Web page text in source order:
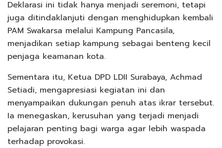
Deklarasi ini tidak hanya menjadi seremoni, tetapi
juga ditindaklanjuti dengan menghidupkan kembali
PAM Swakarsa melalui Kampung Pancasila,
menjadikan setiap kampung sebagai benteng kecil
penjaga keamanan kota.
Sementara itu, Ketua DPD LDII Surabaya, Achmad
Setiadi, mengapresiasi kegiatan ini dan
menyampaikan dukungan penuh atas ikrar tersebut.
Ia menegaskan, kerusuhan yang terjadi menjadi
pelajaran penting bagi warga agar lebih waspada
terhadap provokasi.